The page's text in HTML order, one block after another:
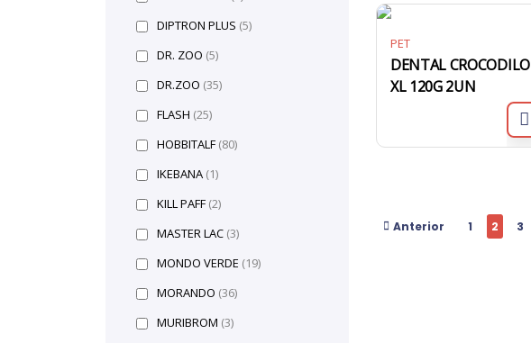
PET
DENTAL CROCODILO
XL 120G 2UN
Anterior 1 2 3
DIPTRON PLUS (5)
DR. ZOO (5)
DR.ZOO (35)
FLASH (25)
HOBBITALF (80)
IKEBANA (1)
KILL PAFF (2)
MASTER LAC (3)
MONDO VERDE (19)
MORANDO (36)
MURIBROM (3)